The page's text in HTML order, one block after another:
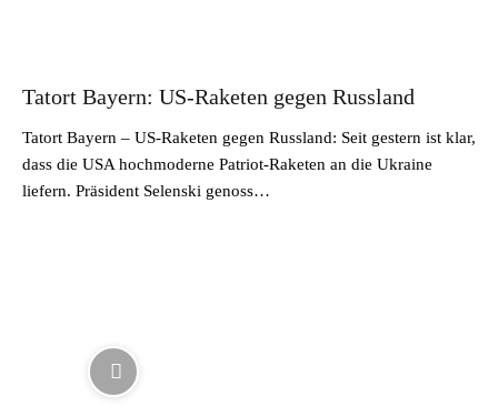
Tatort Bayern: US-Raketen gegen Russland
Tatort Bayern – US-Raketen gegen Russland: Seit gestern ist klar,
dass die USA hochmoderne Patriot-Raketen an die Ukraine
liefern. Präsident Selenski genoss…